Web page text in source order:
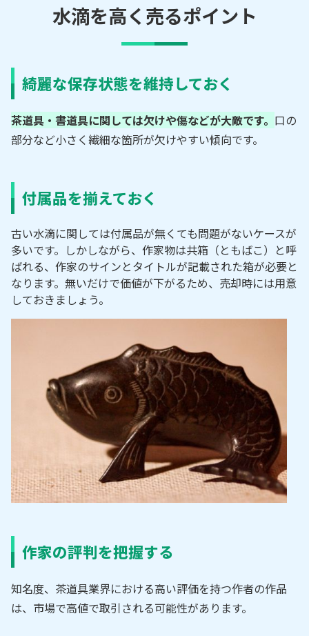
水滴を高く売るポイント
綺麗な保存状態を維持しておく
茶道具・書道具に関しては欠けや傷などが大敵です。 口の
部分など小さく繊細な箇所が欠けやすい傾向です。
付属品を揃えておく
古い水滴に関しては付属品が無くても問題がないケースが
多いです。しかしながら、作家物は共箱（ともばこ）と呼
ばれる、作家のサインとタイトルが記載された箱が必要と
なります。無いだけで価値が下がるため、売却時には用意
しておきましょう。
作家の評判を把握する
知名度、茶道具業界における高い評価を持つ作者の作品
は、市場で高値で取引される可能性があります。